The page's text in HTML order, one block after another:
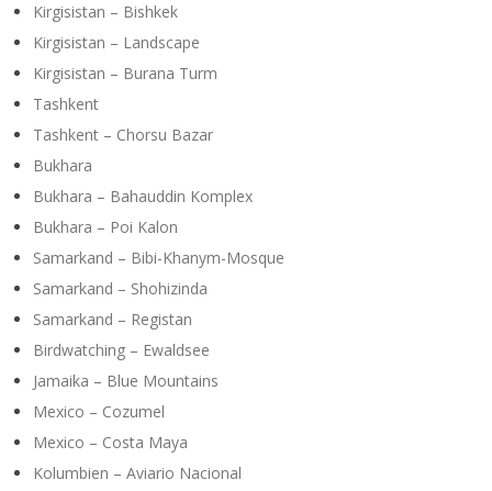
Kirgisistan – Bishkek
Kirgisistan – Landscape
Kirgisistan – Burana Turm
Tashkent
Tashkent – Chorsu Bazar
Bukhara
Bukhara – Bahauddin Komplex
Bukhara – Poi Kalon
Samarkand – Bibi-Khanym-Mosque
Samarkand – Shohizinda
Samarkand – Registan
Birdwatching – Ewaldsee
Jamaika – Blue Mountains
Mexico – Cozumel
Mexico – Costa Maya
Kolumbien – Aviario Nacional